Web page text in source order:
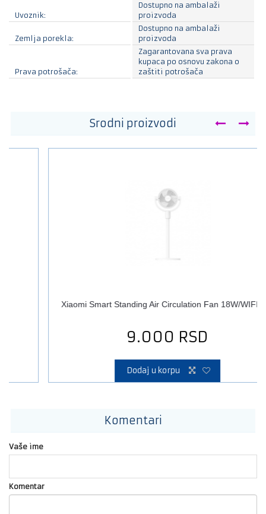
Uvoznik:
Dostupno na ambalaži
proizvoda
Zemlja porekla:
Dostupno na ambalaži
proizvoda
Prava potrošača:
Zagarantovana sva prava
kupaca po osnovu zakona o
zaštiti potrošača
Srodni proizvodi
Xiaomi Smart Standing Air Circulation Fan 18W/WIFI/Beli
9.000RSD
Dodaj u korpu
Komentari
Vaše ime
Komentar